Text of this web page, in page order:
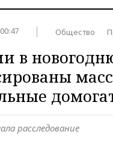
Общество
в
расследование